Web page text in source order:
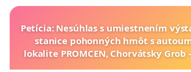
Petícia: Nesúhlas s umiestnením
stanice pohonných hmôt s
lokalite PROMCEN, Chorvátsky Grob